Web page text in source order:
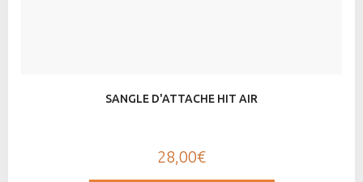
SANGLE D'ATTACHE HIT AIR
28,00€